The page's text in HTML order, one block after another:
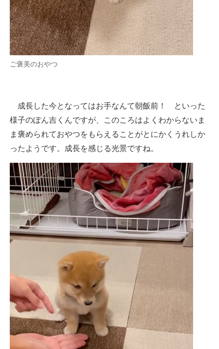
ご褒美のおやつ
成長した今となってはお手なんて朝飯前！ といった
様子のぽん吉くんですが、このころはよくわからないま
ま褒められておやつをもらえることがとにかくうれしか
ったようです。成長を感じる光景ですね。